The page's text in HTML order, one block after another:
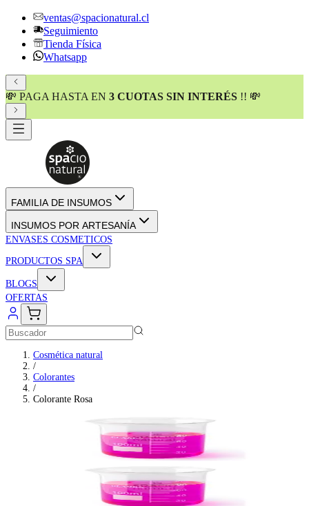
ventas@spacionatural.cl
Seguimiento
Tienda Física
Whatsapp
💸 PAGA HASTA EN 3 CUOTAS SIN INTERÉS !! 💸
FAMILIA DE INSUMOS
INSUMOS POR ARTESANÍA
ENVASES COSMETICOS
PRODUCTOS SPA
BLOGS
OFERTAS
Cosmética natural
/
Colorantes
/
Colorante Rosa